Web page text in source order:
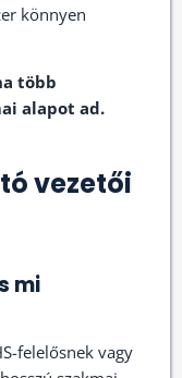
könnyen
több
alapot ad.
vezetői
mi
felelősnek vagy